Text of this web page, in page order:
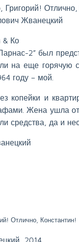
Григорий! Отлично,
Жванецкий
& Ко
2” был
на еще горячую
году – мой.
копейки и
Жена ушла от
средства, да и
Отлично, Константин!
2014